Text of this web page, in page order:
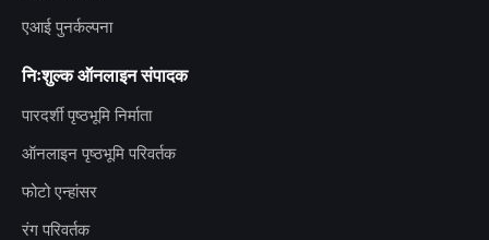
एआई पुनर्कल्पना
निःशुल्क ऑनलाइन संपादक
पारदर्शी पृष्ठभूमि निर्माता
ऑनलाइन पृष्ठभूमि परिवर्तक
फोटो एन्हांसर
रंग परिवर्तक